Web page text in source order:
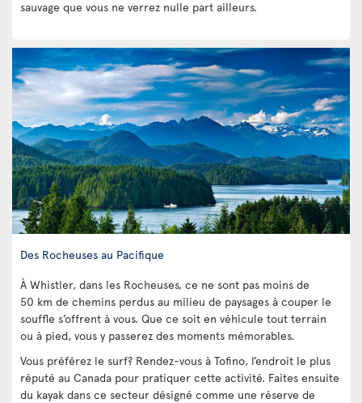
sauvage que vous ne verrez nulle part ailleurs.
Des Rocheuses au Pacifique
À Whistler, dans les Rocheuses, ce ne sont pas moins de
50 km de chemins perdus au milieu de paysages à couper le
souffle s’offrent à vous. Que ce soit en véhicule tout terrain
ou à pied, vous y passerez des moments mémorables.
Vous préférez le surf? Rendez-vous à Tofino, l’endroit le plus
réputé au Canada pour pratiquer cette activité. Faites ensuite
du kayak dans ce secteur désigné comme une réserve de